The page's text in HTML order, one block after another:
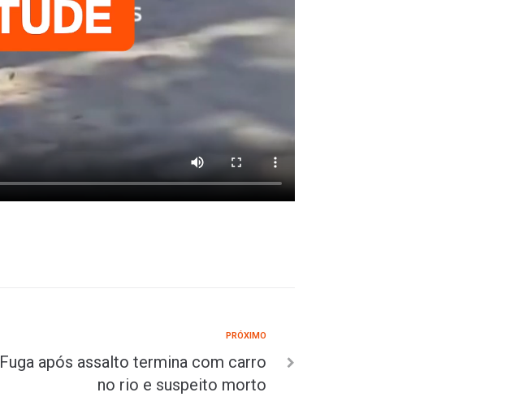
PRÓXIMO
Fuga após assalto termina com carro
no rio e suspeito morto